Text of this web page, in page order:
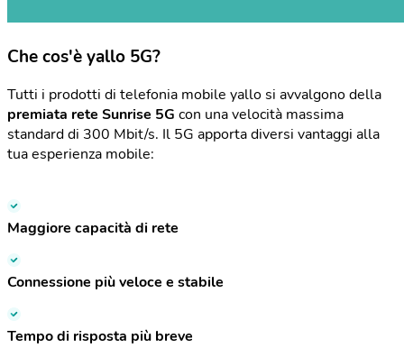
Che cos'è yallo 5G?
Tutti i prodotti di telefonia mobile yallo si avvalgono della
premiata rete Sunrise 5G con una velocità massima
standard di 300 Mbit/s. Il 5G apporta diversi vantaggi alla
tua esperienza mobile:
Maggiore capacità di rete
Connessione più veloce e stabile
Tempo di risposta più breve